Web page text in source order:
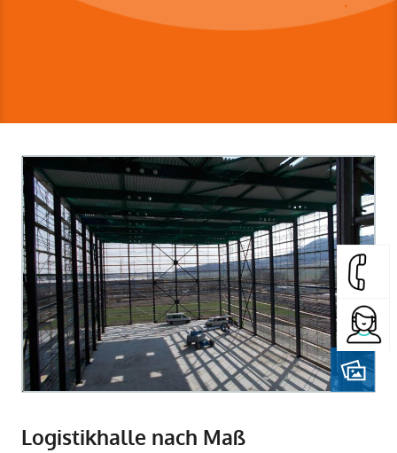
Logistikhalle nach Maß